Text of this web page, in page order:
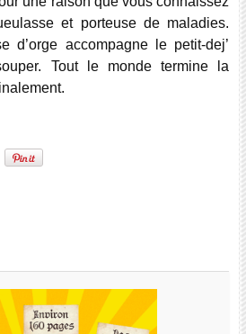
et porteuse de maladies.
d’orge accompagne le petit-dej’
Tout le monde termine la